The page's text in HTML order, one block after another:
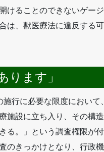
けることのできないゲー
は、獣医療法に違反する
ます」
行に必要な限度において、
施設に立ち入り、その構
る。」という調査権限が
のきっかけとなり、行政